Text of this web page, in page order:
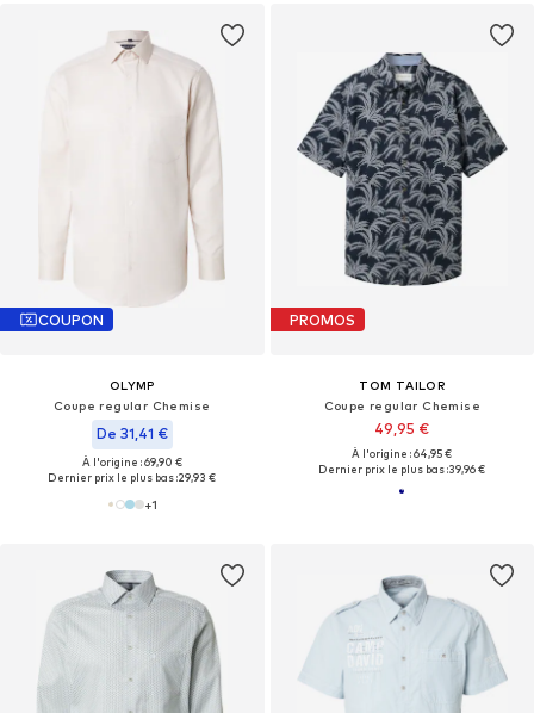
COUPON
OLYMP
Coupe regular Chemise
De 31,41 €
À l'origine : 69,90 €
Dernier prix le plus bas :29,93 €
+1
PROMOS
TOM TAILOR
Coupe regular Chemise
49,95 €
À l'origine : 64,95 €
Dernier prix le plus bas :39,96 €